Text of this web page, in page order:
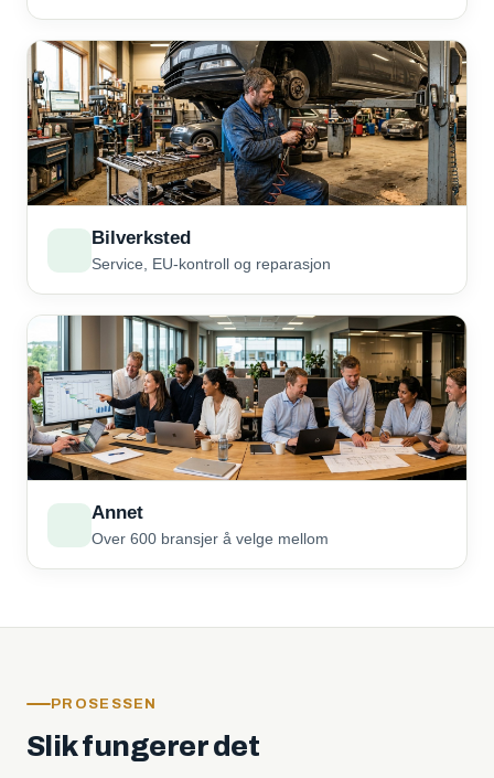
Bilverksted
Service, EU-kontroll og reparasjon
Annet
Over 600 bransjer å velge mellom
PROSESSEN
Slik fungerer det